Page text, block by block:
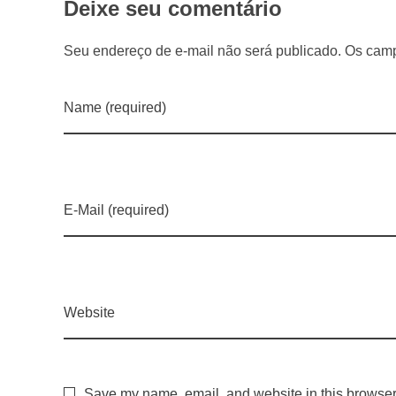
e
s
t
d
a
l
Deixe seu comentário
Seu endereço de e-mail não será publicado. Os
Name (required)
E-Mail (required)
Website